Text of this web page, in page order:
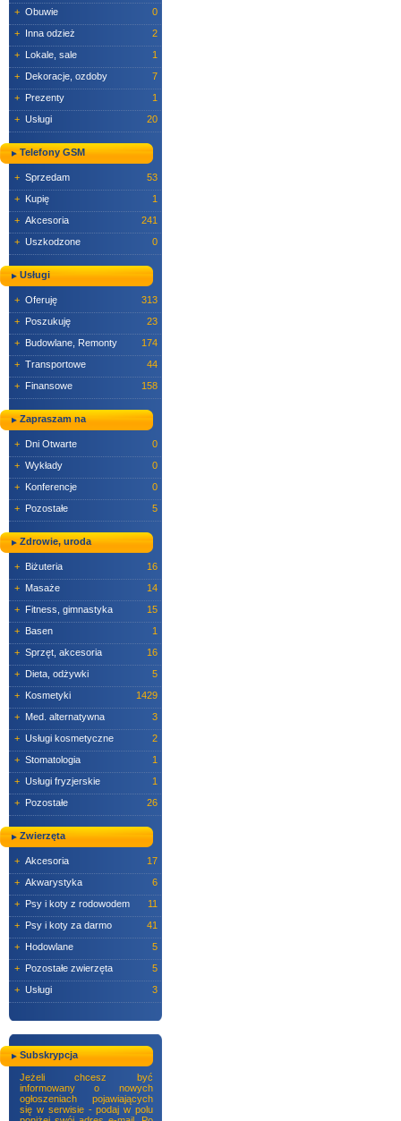
+ Obuwie
0
+ Inna odzież
2
+ Lokale, sale
1
+ Dekoracje, ozdoby
7
+ Prezenty
1
+ Usługi 20
Telefony GSM
+ Sprzedam
53
+ Kupię
1
+ Akcesoria
241
+ Uszkodzone 0
Usługi
+ Oferuję
313
+ Poszukuję
23
+ Budowlane, Remonty
174
+ Transportowe
44
+ Finansowe 158
Zapraszam na
+ Dni Otwarte
0
+ Wykłady
0
+ Konferencje
0
+ Pozostałe 5
Zdrowie, uroda
+ Biżuteria
16
+ Masaże
14
+ Fitness, gimnastyka
15
+ Basen
1
+ Sprzęt, akcesoria
16
+ Dieta, odżywki
5
+ Kosmetyki
1429
+ Med. alternatywna
3
+ Usługi kosmetyczne
2
+ Stomatologia
1
+ Usługi fryzjerskie
1
+ Pozostałe 26
Zwierzęta
+ Akcesoria
17
+ Akwarystyka
6
+ Psy i koty z rodowodem
11
+ Psy i koty za darmo
41
+ Hodowlane
5
+ Pozostałe zwierzęta
5
+ Usługi 3
Subskrypcja
Jeżeli chcesz być
informowany o nowych
ogłoszeniach pojawiających
się w serwisie - podaj w polu